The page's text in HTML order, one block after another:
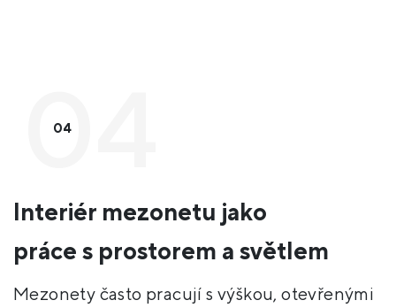
Interiér mezonetu jako
práce s prostorem a světlem
Mezonety často pracují s výškou, otevřenými
04